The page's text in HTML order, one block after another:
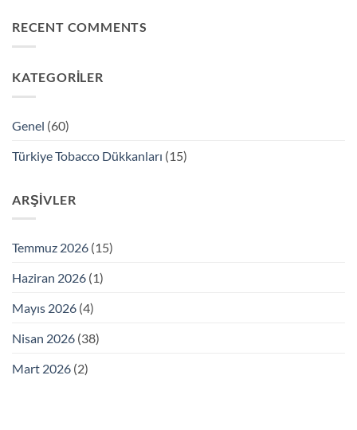
Dükkanı
RECENT COMMENTS
KATEGORILER
Genel (60)
Türkiye Tobacco Dükkanları (15)
ARŞIVLER
Temmuz 2026 (15)
Haziran 2026 (1)
Mayıs 2026 (4)
Nisan 2026 (38)
Mart 2026 (2)